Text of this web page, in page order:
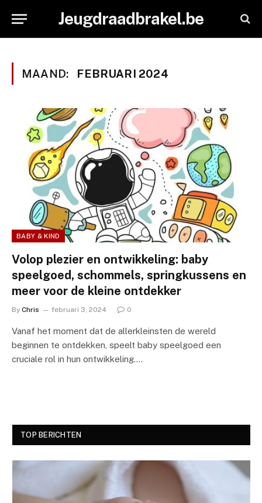
Jeugdraadbrakel.be
MAAND: FEBRUARI 2024
BABY & KIND
Volop plezier en ontwikkeling: baby
speelgoed, schommels, springkussens en
meer voor de kleine ontdekker
By Chris februari 3, 2024 0
Vanaf het moment dat de allerkleinsten de wereld
beginnen te ontdekken, speelt baby speelgoed een
cruciale rol in hun ontwikkeling.…
TOP BERICHTEN